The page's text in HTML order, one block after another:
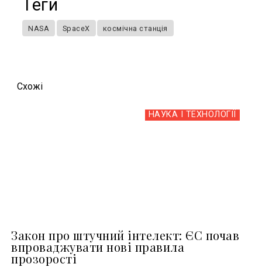
Теги
NASA SpaceX космічна станція
Схожi
НАУКА І ТЕХНОЛОГІЇ
Закон про штучний інтелект: ЄС почав
впроваджувати нові правила
прозорості